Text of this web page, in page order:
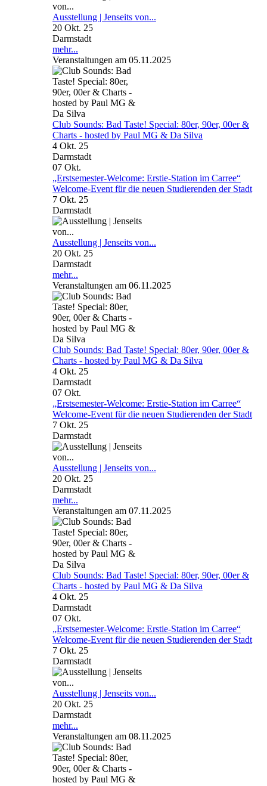
Ausstellung | Jenseits von...
20 Okt. 25
Darmstadt
mehr...
Veranstaltungen am 05.11.2025
Club Sounds: Bad Taste! Special: 80er, 90er, 00er &
Charts - hosted by Paul MG & Da Silva
4 Okt. 25
Darmstadt
07 Okt.
„Erstsemester-Welcome: Erstie-Station im Carree“
Welcome-Event für die neuen Studierenden der Stadt
7 Okt. 25
Darmstadt
Ausstellung | Jenseits von...
20 Okt. 25
Darmstadt
mehr...
Veranstaltungen am 06.11.2025
Club Sounds: Bad Taste! Special: 80er, 90er, 00er &
Charts - hosted by Paul MG & Da Silva
4 Okt. 25
Darmstadt
07 Okt.
„Erstsemester-Welcome: Erstie-Station im Carree“
Welcome-Event für die neuen Studierenden der Stadt
7 Okt. 25
Darmstadt
Ausstellung | Jenseits von...
20 Okt. 25
Darmstadt
mehr...
Veranstaltungen am 07.11.2025
Club Sounds: Bad Taste! Special: 80er, 90er, 00er &
Charts - hosted by Paul MG & Da Silva
4 Okt. 25
Darmstadt
07 Okt.
„Erstsemester-Welcome: Erstie-Station im Carree“
Welcome-Event für die neuen Studierenden der Stadt
7 Okt. 25
Darmstadt
Ausstellung | Jenseits von...
20 Okt. 25
Darmstadt
mehr...
Veranstaltungen am 08.11.2025